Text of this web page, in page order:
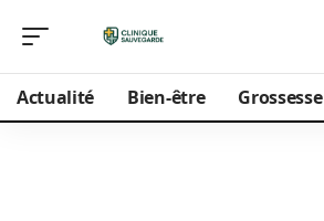
Actualité Bien-être Grossesse